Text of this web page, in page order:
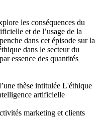
les conséquences du
et de l’usage de la
dans cet épisode sur la
dans le secteur du
essence des quantités
thèse intitulée L'éthique
artificielle
marketing et clients